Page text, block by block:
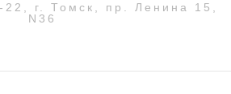
г. Томск, пр. Ленина 15,
N36